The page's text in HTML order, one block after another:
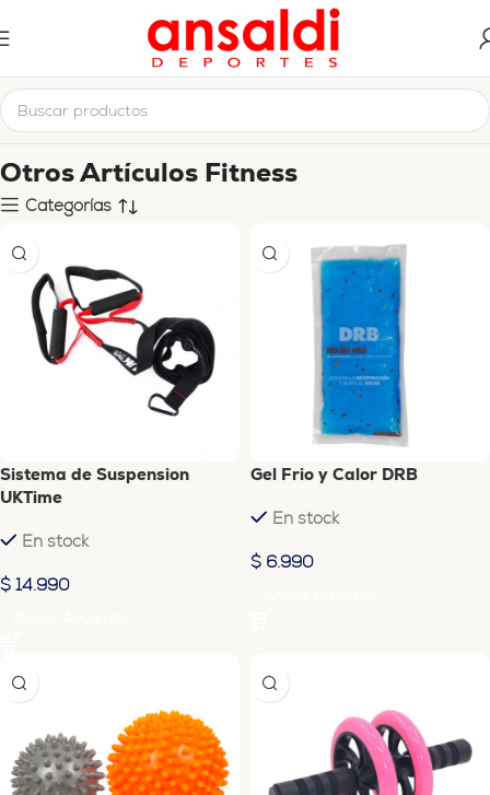
Inicio Entrenamiento Fitness Otros Artículos Fitness
Otros Artículos Fitness
Categorías
Sistema de Suspension
UKTime
En stock
$ 14.990
Gel Frio y Calor DRB
En stock
$ 6.990